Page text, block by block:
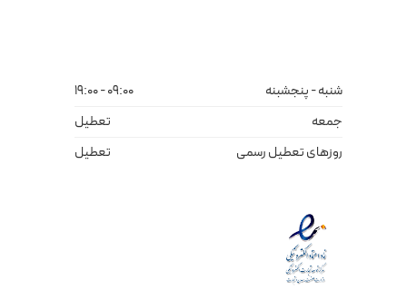
شنبه - پنجشبنه
09:00 - 19:00
جمعه
تعطیل
روزهای تعطیل رسمی
تعطیل